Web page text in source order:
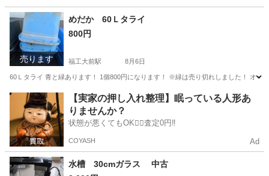
福岡 糟屋郡 福工大前駅 その他
売ります
めだか 60Ｌタライ
800円
福工大前駅 8月6日
60Ｌタライ 青と緑あります！ 1個800円になります！ ※緑は売り切れしました！ オー
福岡 糟屋郡 福工大前駅 その他 タライ
【実家の押し入れ整理】眠っている人形あ
りませんか？
状態が悪くてもOK🙆‍♀️査定0円‼️
COYASH Ad
水槽 30cmガラス 中古